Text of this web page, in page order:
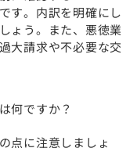
す。内訳を明確にし
ょう。また、悪徳業
大請求や不必要な交
何ですか？
点に注意しましょ